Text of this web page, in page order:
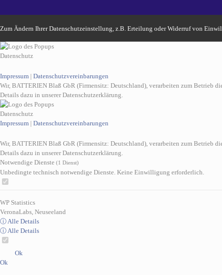
Zum Ändern Ihrer Datenschutzeinstellung, z.B. Erteilung oder Widerruf von
Datenschutz
Impressum | Datenschutzvereinbarungen
Wir, BATTERIEN Blaß GbR (Firmensitz: Deutschland), verarbeiten zum Betrieb
Details dazu in unserer Datenschutzerklärung.
Datenschutz
Impressum | Datenschutzvereinbarungen
Wir, BATTERIEN Blaß GbR (Firmensitz: Deutschland), verarbeiten zum Betrieb
Details dazu in unserer Datenschutzerklärung.
Notwendige Dienste (1 Dienst)
Unbedingte technisch notwendige Dienste. Keine Einwilligung erforderlich.
WP Statistics
VeronaLabs, Neuseeland
ⓘ Alle Details
ⓘ Alle Details
Ok
Ok